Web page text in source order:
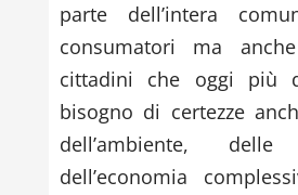
parte dell’intera
consumatori ma
cittadini che oggi più
bisogno di certezze
dell’ambiente,
dell’economia